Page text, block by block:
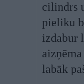
cilindrs
pieliku
izdabur
labāk